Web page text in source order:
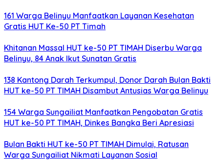
161 Warga Belinyu Manfaatkan Layanan Kesehatan
Gratis HUT Ke-50 PT Timah
Khitanan Massal HUT ke-50 PT TIMAH Diserbu Warga
Belinyu, 84 Anak Ikut Sunatan Gratis
138 Kantong Darah Terkumpul, Donor Darah Bulan Bakti
HUT ke-50 PT TIMAH Disambut Antusias Warga Belinyu
154 Warga Sungailiat Manfaatkan Pengobatan Gratis
HUT ke-50 PT TIMAH, Dinkes Bangka Beri Apresiasi
Bulan Bakti HUT ke-50 PT TIMAH Dimulai, Ratusan
Warga Sungailiat Nikmati Layanan Sosial